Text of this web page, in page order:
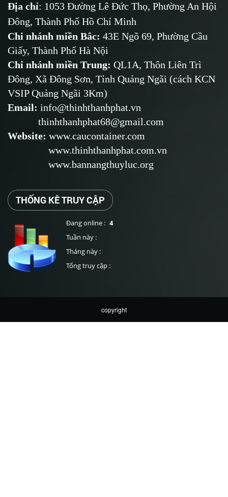
Địa chỉ: 1053 Đường Lê Đức Thọ, Phường An Hội
Đông, Thành Phố Hồ Chí Minh
Chi nhánh miền Bắc: 43E Ngõ 69, Phường Cầu
Giấy, Thành Phố Hà Nội
Chi nhánh miền Trung: QL1A, Thôn Liên Trì
Đông, Xã Đông Sơn, Tỉnh Quảng Ngãi (cách KCN
VSIP Quảng Ngãi 3Km)
Email: info@thinhthanhphat.vn
thinhthanhphat68@gmail.com
Website: www.caucontainer.com
www.thinhthanhphat.com.vn
www.bannangthuyluc.org
THỐNG KÊ TRUY CẬP
Đang online : 4
Tuần này :
Tháng này :
Tổng truy cập :
copyright